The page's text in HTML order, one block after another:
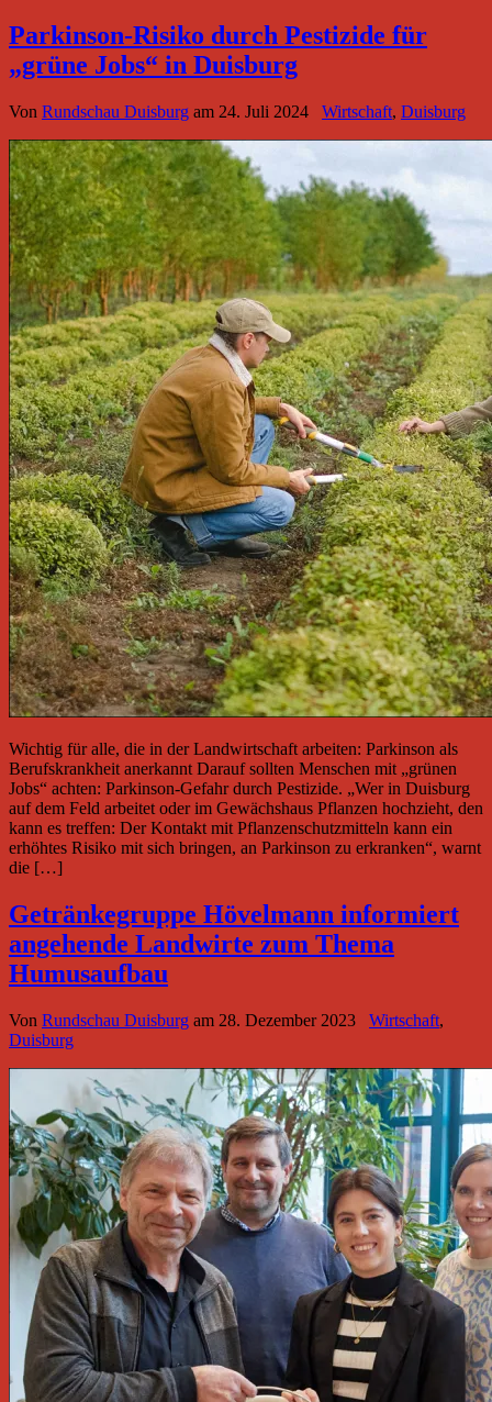
Parkinson-Risiko durch Pestizide für
„grüne Jobs“ in Duisburg
Von Rundschau Duisburg am 24. Juli 2024 Wirtschaft, Duisburg
Wichtig für alle, die in der Landwirtschaft arbeiten: Parkinson als
Berufskrankheit anerkannt Darauf sollten Menschen mit „grünen
Jobs“ achten: Parkinson-Gefahr durch Pestizide. „Wer in Duisburg
auf dem Feld arbeitet oder im Gewächshaus Pflanzen hochzieht, den
kann es treffen: Der Kontakt mit Pflanzenschutzmitteln kann ein
erhöhtes Risiko mit sich bringen, an Parkinson zu erkranken“, warnt
die […]
Getränkegruppe Hövelmann informiert
angehende Landwirte zum Thema
Humusaufbau
Von Rundschau Duisburg am 28. Dezember 2023 Wirtschaft,
Duisburg